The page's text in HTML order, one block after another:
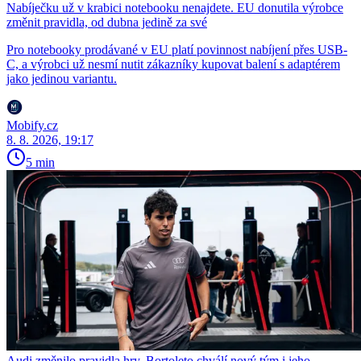
Nabíječku už v krabici notebooku nenajdete. EU donutila výrobce
změnit pravidla, od dubna jedině za své
Pro notebooky prodávané v EU platí povinnost nabíjení přes USB-
C, a výrobci už nesmí nutit zákazníky kupovat balení s adaptérem
jako jedinou variantu.
Mobify.cz
8. 8. 2026, 19:17
5 min